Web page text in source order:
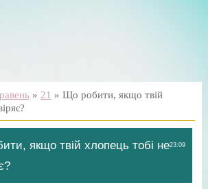
» 21 » Що робити, якщо твій
23:09
якщо твій хлопець тобі не